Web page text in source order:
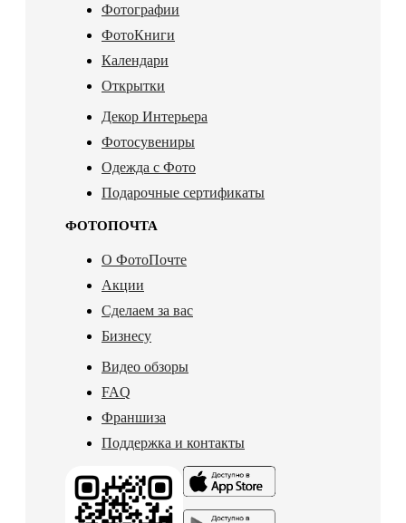
Фотографии
ФотоКниги
Календари
Открытки
Декор Интерьера
Фотосувениры
Одежда с Фото
Подарочные сертификаты
ФОТОПОЧТА
О ФотоПочте
Акции
Сделаем за вас
Бизнесу
Видео обзоры
FAQ
Франшиза
Поддержка и контакты